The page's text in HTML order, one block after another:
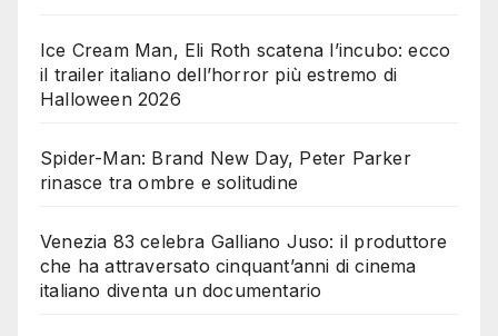
Ice Cream Man, Eli Roth scatena l’incubo: ecco
il trailer italiano dell’horror più estremo di
Halloween 2026
Spider-Man: Brand New Day, Peter Parker
rinasce tra ombre e solitudine
Venezia 83 celebra Galliano Juso: il produttore
che ha attraversato cinquant’anni di cinema
italiano diventa un documentario